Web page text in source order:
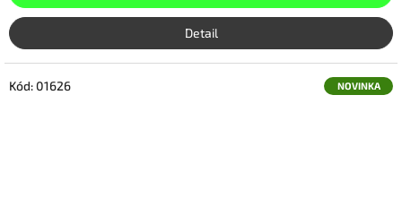
Detail
NOVINKA
Kód:01626